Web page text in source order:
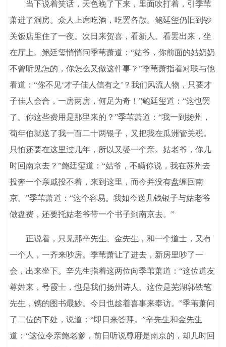
当下说着笑话，天色晚了下来，里面吹打着，引季苇
萧进了洞房。众人上席吃酒，吃罢各散。鲍廷玺仍旧到钞
关饭店里住了一夜。次日来贺喜，看新人。看罢出来，坐
在厅上。鲍廷玺悄悄问季苇萧道：“姑爷，你前面的姑奶奶
不曾听见怎的，你怎么又做这件事？”季苇萧指着对联与他
看道：“你不见‘才子佳人信有之’？我们风流人物，只要才
子佳人会合，一房两房，何足为奇！”鲍廷玺道：“这也罢
了。你这些费用是那里来的？”季苇萧道：“我一到扬州，
荀年伯就送了我一百二十两银子，又把我在瓜洲管关税。
只怕还要在这里过几年，所以又娶一个亲。姑老爷，你几
时回南京去？”鲍廷玺道：“姑爷，不瞒你说，我在苏州去
投奔一个亲戚投不着，来到这里，而今并没有盘缠回南
京。”季苇萧道：“这个容易。我如今送几钱银子与姑老爷
做盘费，还要托姑老爷带一个书子到南京去。”
正说着，只见那辛先生、金先生，和一个道士，又有
一个人，一齐来吵房。季苇萧让了进去，新房里吵了一
会，出来坐下。辛先生指着这两位向季苇萧道：“这位道友
尊姓来，号霞士，也是我们扬州诗人。这位是芜湖郭铁笔
先生，镌的图书最妙。今日也趁着喜事来奉访。”季苇萧问
了二位的下处，说道：“即日来答拜。”辛先生和金先生
道：“这位令亲鲍老爹，前日听说尊府是南京的，却几时回